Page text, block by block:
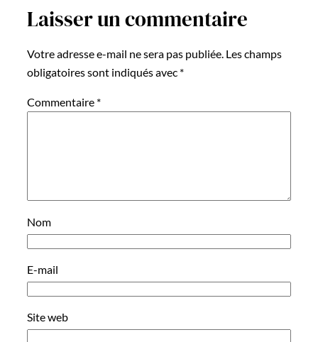
Laisser un commentaire
Votre adresse e-mail ne sera pas publiée. Les champs
obligatoires sont indiqués avec *
Commentaire *
Nom
E-mail
Site web